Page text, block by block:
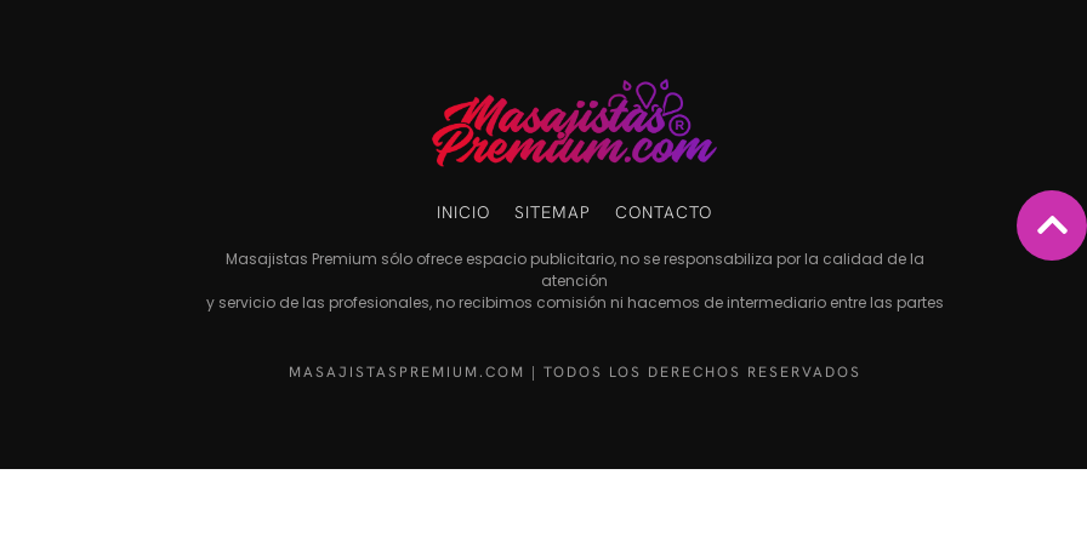
INICIO SITEMAP CONTACTO
Masajistas Premium sólo ofrece espacio publicitario, no se responsabiliza por la calidad de la
atención
y servicio de las profesionales, no recibimos comisión ni hacemos de intermediario entre las partes
MASAJISTASPREMIUM.COM | TODOS LOS DERECHOS RESERVADOS